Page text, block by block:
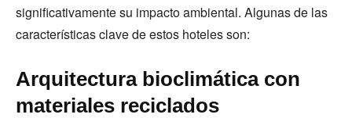
significativamente su impacto ambiental. Algunas de las
características clave de estos hoteles son:
Arquitectura bioclimática con
materiales reciclados